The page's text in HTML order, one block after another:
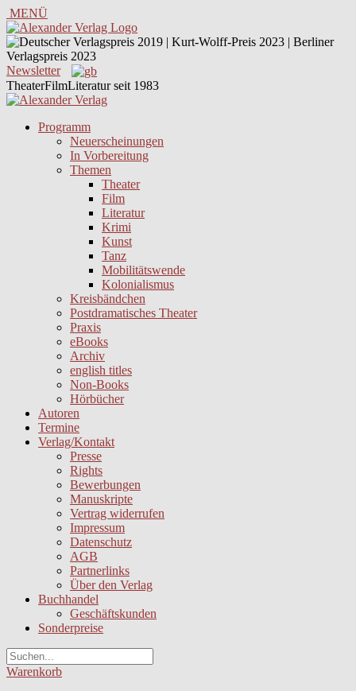
MENÜ
Newsletter
TheaterFilmLiteratur seit 1983
Programm
Neuerscheinungen
In Vorbereitung
Themen
Theater
Film
Literatur
Krimi
Kunst
Tanz
Mobilitätswende
Kolonialismus
Kreisbändchen
Postdramatisches Theater
Praxis
eBooks
Archiv
english titles
Non-Books
Hörbücher
Autoren
Termine
Verlag/Kontakt
Presse
Rights
Bewerbungen
Manuskripte
Vertrag widerrufen
Impressum
Datenschutz
AGB
Partnerlinks
Über den Verlag
Buchhandel
Geschäftskunden
Sonderpreise
Warenkorb